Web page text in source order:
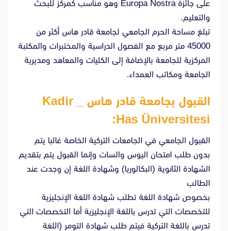
على جائزة Europa Nostra وهو مناسب كمركز للبحث
والتعليم.
تبلغ مساحة الحرم الجامعي لجامعة قادر هاس أكثر من
45000 متر مربع مع الفصول الدراسية والمختبرات والمكتبة
المركزية للجامعة بالإضافة إلى الكليات والمعاهد ومديرية
الجامعة ومكاتب العمداء.
القبول بجامعة قادر هاس _ Kadir
Has Üniversitesi:
القبول الجامعي في الجامعات التركية الخاصة غالبا يتم
بدون طلب امتحان اليوس والسات وإنما القبول يتم بتقديم
الشهادة الثانوية (البكالوريا) وشهادة اللغة إن وجدت عند
الطالب
بخصوص شهادة اللغة تطلب شهادة اللغة الإنجليزية
للتخصصات التي تدرس باللغة الإنجليزية أما التخصصات التي
تدرس باللغة التركية فيتم طلب شهادة التومر (اللغة